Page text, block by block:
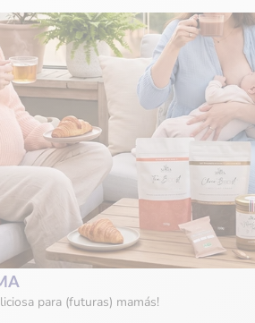
para (futuras) mamás!